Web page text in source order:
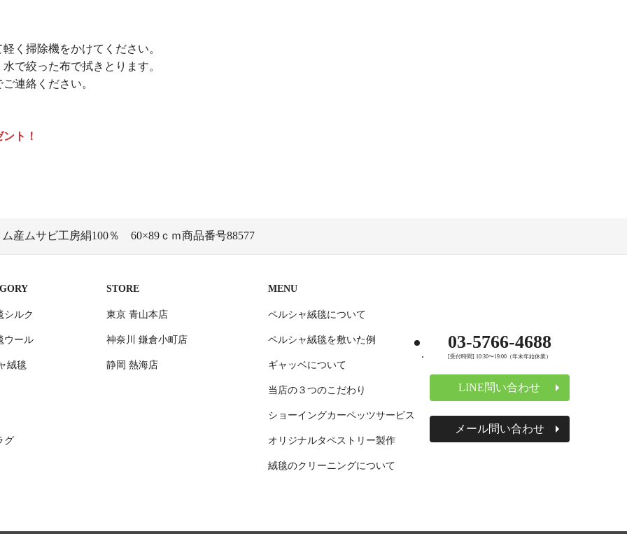
く掃除機をかけてください。
で絞った布で拭きとります。
連絡ください。
ト！
産ムサビ工房絹100％ 60×89ｃｍ商品番号88577
シルク
ウール
絨毯
グ
STORE
東京 青山本店
神奈川 鎌倉小町店
静岡 熱海店
MENU
ペルシャ絨毯について
ペルシャ絨毯を敷いた例
ギャッベについて
当店の３つのこだわり
ショーイングカーペッツサービス
オリジナルタペストリー製作
絨毯のクリーニングについて
03-5766-4688
[受付時間] 10:30〜19:00（年末年始休業）
LINE問い合わせ
メール問い合わせ